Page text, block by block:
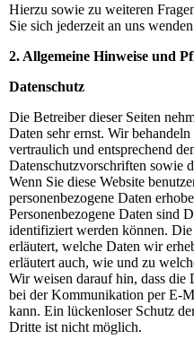
Hierzu sowie zu weiteren
Sie sich jederzeit an uns
2. Allgemeine Hinweise und
Datenschutz
Die Betreiber dieser Seiten
Daten sehr ernst. Wir
vertraulich und entsprechend
Datenschutzvorschriften sowie
Wenn Sie diese Website
personenbezogene Daten
Personenbezogene Daten sind
identifiziert werden können.
erläutert, welche Daten wir
erläutert auch, wie und zu
Wir weisen darauf hin, dass die
bei der Kommunikation per E-
kann. Ein lückenloser Schutz
Dritte ist nicht möglich.